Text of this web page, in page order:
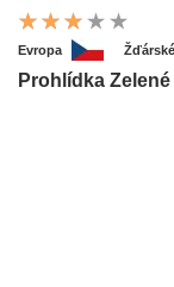
Evropa
Prohlídka